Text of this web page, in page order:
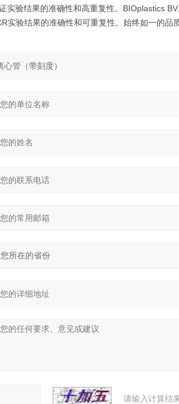
实验结果的准确性和高重复性。BIOplastics
实验结果的准确性和可重复性。始终如一的品
请输入计算结